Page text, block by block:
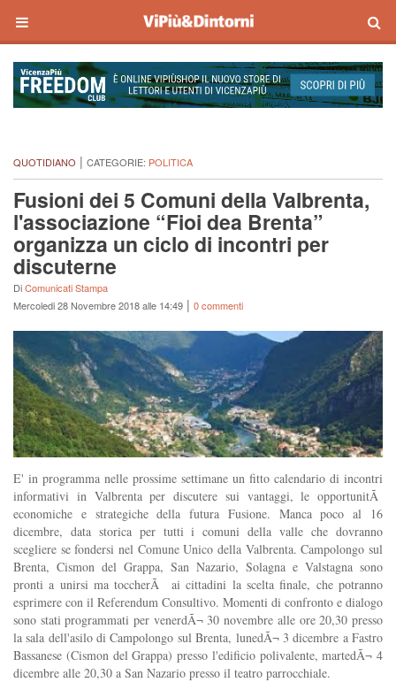
QUOTIDIANO | CATEGORIE: POLITICA
Fusioni dei 5 Comuni della Valbrenta,
l'associazione “Fioi dea Brenta”
organizza un ciclo di incontri per
discuterne
DiComunicati Stampa
Mercoledi 28 Novembre 2018 alle 14:49 | 0 commenti
E' in programma nelle prossime settimane un fitto calendario di incontri
informativi in Valbrenta per discutere sui vantaggi, le opportunitÃ
economiche e strategiche della futura Fusione. Manca poco al 16
dicembre, data storica per tutti i comuni della valle che dovranno
scegliere se fondersi nel Comune Unico della Valbrenta. Campolongo sul
Brenta, Cismon del Grappa, San Nazario, Solagna e Valstagna sono
pronti a unirsi ma toccherÃ ai cittadini la scelta finale, che potranno
esprimere con il Referendum Consultivo. Momenti di confronto e dialogo
sono stati programmati per venerdÃ¬ 30 novembre alle ore 20,30 presso
la sala dell'asilo di Campolongo sul Brenta, lunedÃ¬ 3 dicembre a Fastro
Bassanese (Cismon del Grappa) presso l'edificio polivalente, martedÃ¬ 4
dicembre alle 20,30 a San Nazario presso il teatro parrocchiale.